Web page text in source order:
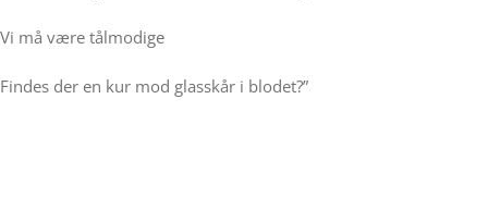
Vi må være tålmodige
Findes der en kur mod glasskår i blodet?”